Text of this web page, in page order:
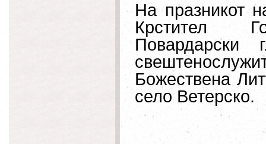
На празникот
Крстител
Повардарски
Божествена
село Ветерско.